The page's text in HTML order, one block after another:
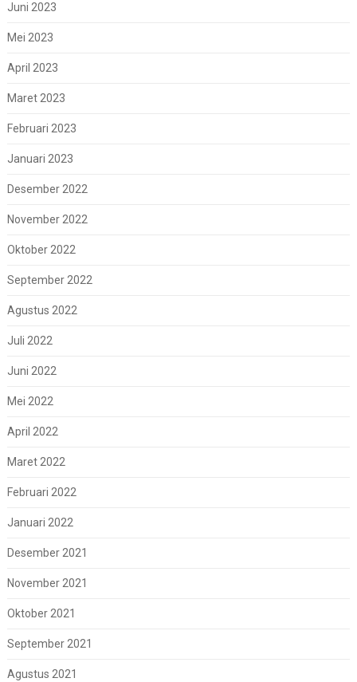
Juni 2023
Mei 2023
April 2023
Maret 2023
Februari 2023
Januari 2023
Desember 2022
November 2022
Oktober 2022
September 2022
Agustus 2022
Juli 2022
Juni 2022
Mei 2022
April 2022
Maret 2022
Februari 2022
Januari 2022
Desember 2021
November 2021
Oktober 2021
September 2021
Agustus 2021